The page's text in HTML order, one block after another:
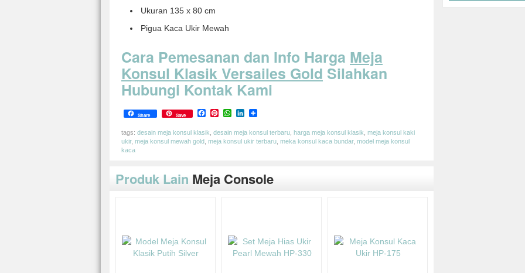
Ukuran 135 x 80 cm
Pigua Kaca Ukir Mewah
Cara Pemesanan dan Info Harga Meja
Konsul Klasik Versailes Gold Silahkan
Hubungi Kontak Kami
Share Save Facebook
Pinterest
WhatsApp
LinkedIn
tags: desain meja konsul klasik desain meja konsul terbaru harga meja konsul klasik meja konsul kaki
ukir, meja konsul mewah gold meja konsul ukir terbaru meka konsul kaca bundar, model meja konsul
kaca
Produk Lain Meja Console